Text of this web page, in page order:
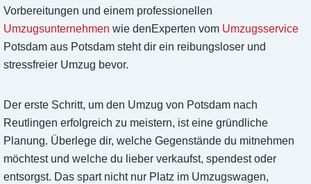
Vorbereitungen und einem professionellen
Umzugsunternehmen wie denExperten vom Umzugsservice
Potsdam aus Potsdam steht dir ein reibungsloser und
stressfreier Umzug bevor.
Der erste Schritt, um den Umzug von Potsdam nach
Reutlingen erfolgreich zu meistern, ist eine gründliche
Planung. Überlege dir, welche Gegenstände du mitnehmen
möchtest und welche du lieber verkaufst, spendest oder
entsorgst. Das spart nicht nur Platz im Umzugswagen,